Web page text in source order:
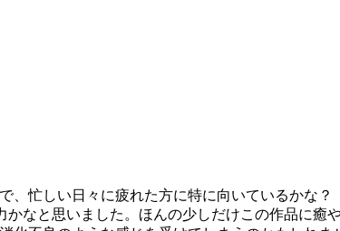
、忙しい日々に疲れた方に特に向いているかな
なと思いました。ほんの少しだけこの作品に癒